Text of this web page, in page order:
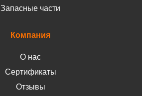
Запасные части
Компания
О нас
Сертификаты
Отзывы